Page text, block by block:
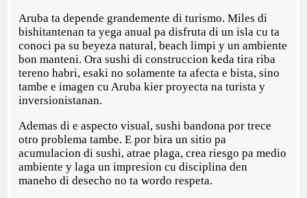
Aruba ta depende grandemente di turismo. Miles di
bishitantenan ta yega anual pa disfruta di un isla cu ta
conoci pa su beyeza natural, beach limpi y un ambiente
bon manteni. Ora sushi di construccion keda tira riba
tereno habri, esaki no solamente ta afecta e bista, sino
tambe e imagen cu Aruba kier proyecta na turista y
inversionistanan.
Ademas di e aspecto visual, sushi bandona por trece
otro problema tambe. E por bira un sitio pa
acumulacion di sushi, atrae plaga, crea riesgo pa medio
ambiente y laga un impresion cu disciplina den
maneho di desecho no ta wordo respeta.